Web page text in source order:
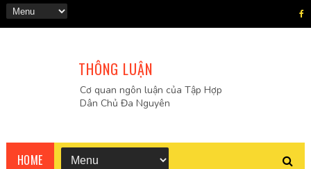
THÔNG LUẬN
Cơ quan ngôn luận của Tập Hợp
Dân Chủ Đa Nguyên
HOME